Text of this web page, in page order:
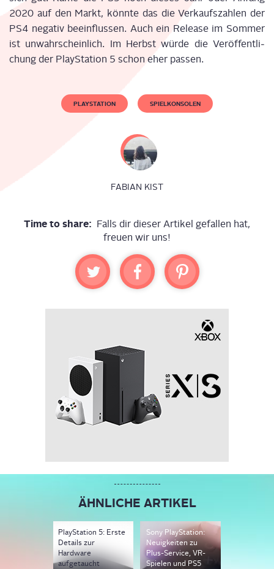
2020 auf den Markt, könn­te das die Ver­kaufs­zah­len der
PS4 nega­tiv beein­flus­sen. Auch ein Release im Som­mer
ist unwahr­schein­lich. Im Herbst wür­de die Ver­öf­fent­li­
chung der Play­Sta­ti­on 5 schon eher passen.
PLAYSTATION SPIELKONSOLEN
FABIAN KIST
Time to share: Falls dir dieser Artikel gefallen hat,
freuen wir uns!
ÄHNLICHE ARTIKEL
PlayStation 5: Erste
Details zur
Hardware
aufgetaucht
Sony PlayStation:
Neuigkeiten zu
Plus-Service, VR-
Spielen und PS5